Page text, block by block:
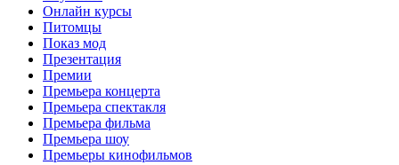
Онлайн курсы
Питомцы
Показ мод
Презентация
Премии
Премьера концерта
Премьера спектакля
Премьера фильма
Премьера шоу
Премьеры кинофильмов